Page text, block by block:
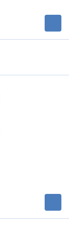
В
корзину
В
корзину